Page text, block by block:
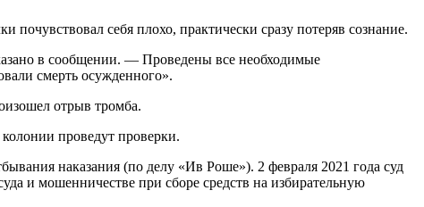
себя плохо, практически сразу потеряв сознание.
в сообщении. — Проведены все необходимые
смерть осужденного».
отрыв тромба.
проведут проверки.
наказания (по делу «Ив Роше»). 2 февраля 2021 года суд
и мошенничестве при сборе средств на избирательную